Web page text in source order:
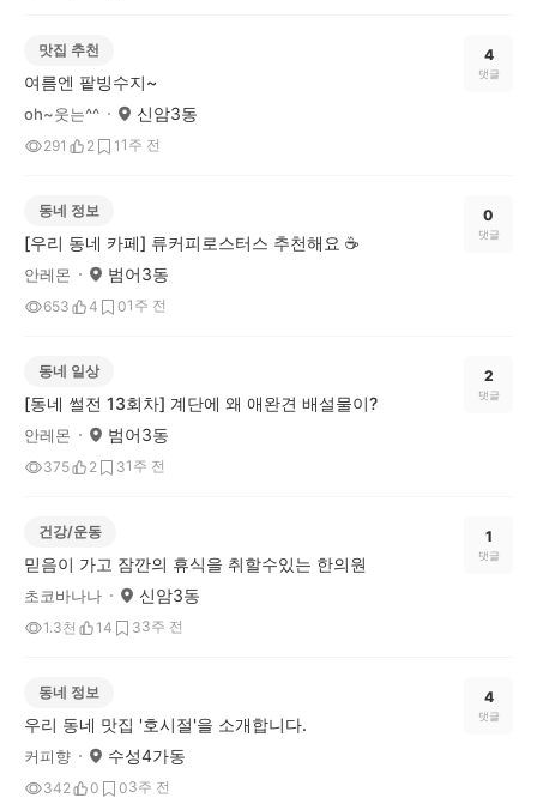
맛집 추천
여름엔 팥빙수지~
oh~웃는^^ 신암3동
291 2 1 1주 전
4
댓글
동네 정보
[우리 동네 카페] 류커피로스터스 추천해요 ☕️
안레몬 범어3동
653 4 01주 전
0
댓글
동네 일상
[동네 썰전 13회차] 계단에 왜 애완견 배설물이?
안레몬 범어3동
375 2 31주 전
2
댓글
건강/운동
믿음이 가고 잠깐의 휴식을 취할수있는 한의원
초코바나나 신암3동
1.3천 14 33주 전
1
댓글
동네 정보
우리 동네 맛집 '호시절'을 소개합니다.
커피향 수성4가동
342 0 03주 전
4
댓글